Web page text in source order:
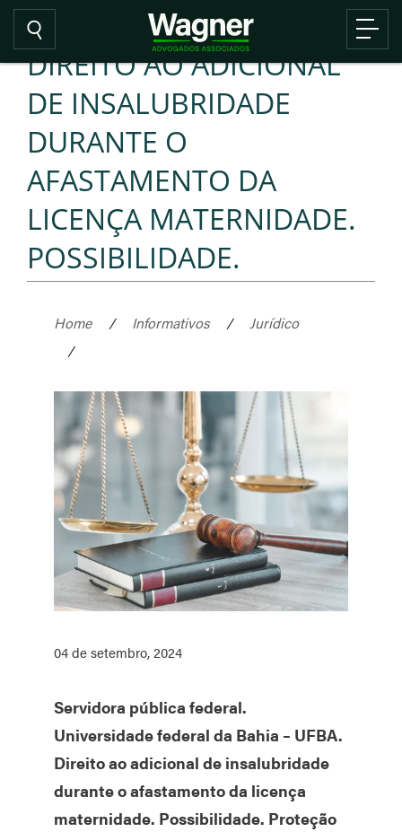
DIREITO AO ADICIONAL
DE INSALUBRIDADE
DURANTE O
AFASTAMENTO DA
LICENÇA MATERNIDADE.
POSSIBILIDADE.
Home / Informativos /
Jurídico
/
04 de setembro, 2024
Servidora pública federal.
Universidade federal da Bahia – UFBA.
Direito ao adicional de insalubridade
durante o afastamento da licença
maternidade. Possibilidade. Proteção